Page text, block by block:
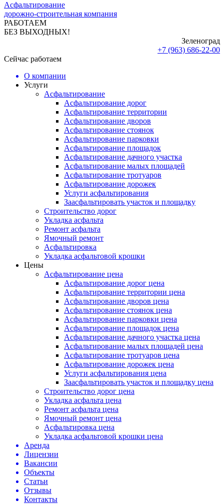
Асфальтирование
дорожно-строительная компания
РАБОТАЕМ
БЕЗ ВЫХОДНЫХ!
Зеленоград
+7 (963) 686-22-00
Сейчас работаем
О компании
Услуги
Асфальтирование
Асфальтирование дорог
Асфальтирование территории
Асфальтирование дворов
Асфальтирование стоянок
Асфальтирование парковки
Асфальтирование площадок
Асфальтирование дачного участка
Асфальтирование малых площадей
Асфальтирование тротуаров
Асфальтирование дорожек
Услуги асфальтирования
Заасфальтировать участок и площадку
Строительство дорог
Укладка асфальта
Ремонт асфальта
Ямочный ремонт
Асфальтировка
Укладка асфальтовой крошки
Цены
Асфальтирование цена
Асфальтирование дорог цена
Асфальтирование территории цена
Асфальтирование дворов цена
Асфальтирование стоянок цена
Асфальтирование парковки цена
Асфальтирование площадок цена
Асфальтирование дачного участка цена
Асфальтирование малых площадей цена
Асфальтирование тротуаров цена
Асфальтирование дорожек цена
Услуги асфальтирования цена
Заасфальтировать участок и площадку цена
Строительство дорог цена
Укладка асфальта цена
Ремонт асфальта цена
Ямочный ремонт цена
Асфальтировка цена
Укладка асфальтовой крошки цена
Аренда
Лицензии
Вакансии
Объекты
Статьи
Отзывы
Контакты